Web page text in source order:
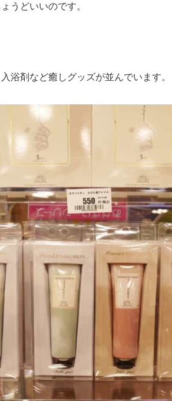
うどいいのです。
浴剤など癒しグッズが並んでいます。